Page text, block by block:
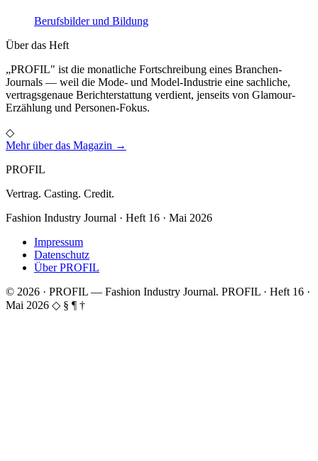
Berufsbilder und Bildung
Über das Heft
„PROFIL" ist die monatliche Fortschreibung eines Branchen-
Journals — weil die Mode- und Model-Industrie eine sachliche,
vertragsgenaue Berichterstattung verdient, jenseits von Glamour-
Erzählung und Personen-Fokus.
◇
Mehr über das Magazin →
PROFIL
Vertrag. Casting. Credit.
Fashion Industry Journal · Heft 16 · Mai 2026
Impressum
Datenschutz
Über PROFIL
© 2026 · PROFIL — Fashion Industry Journal. PROFIL · Heft 16 ·
Mai 2026 ◇ § ¶ †